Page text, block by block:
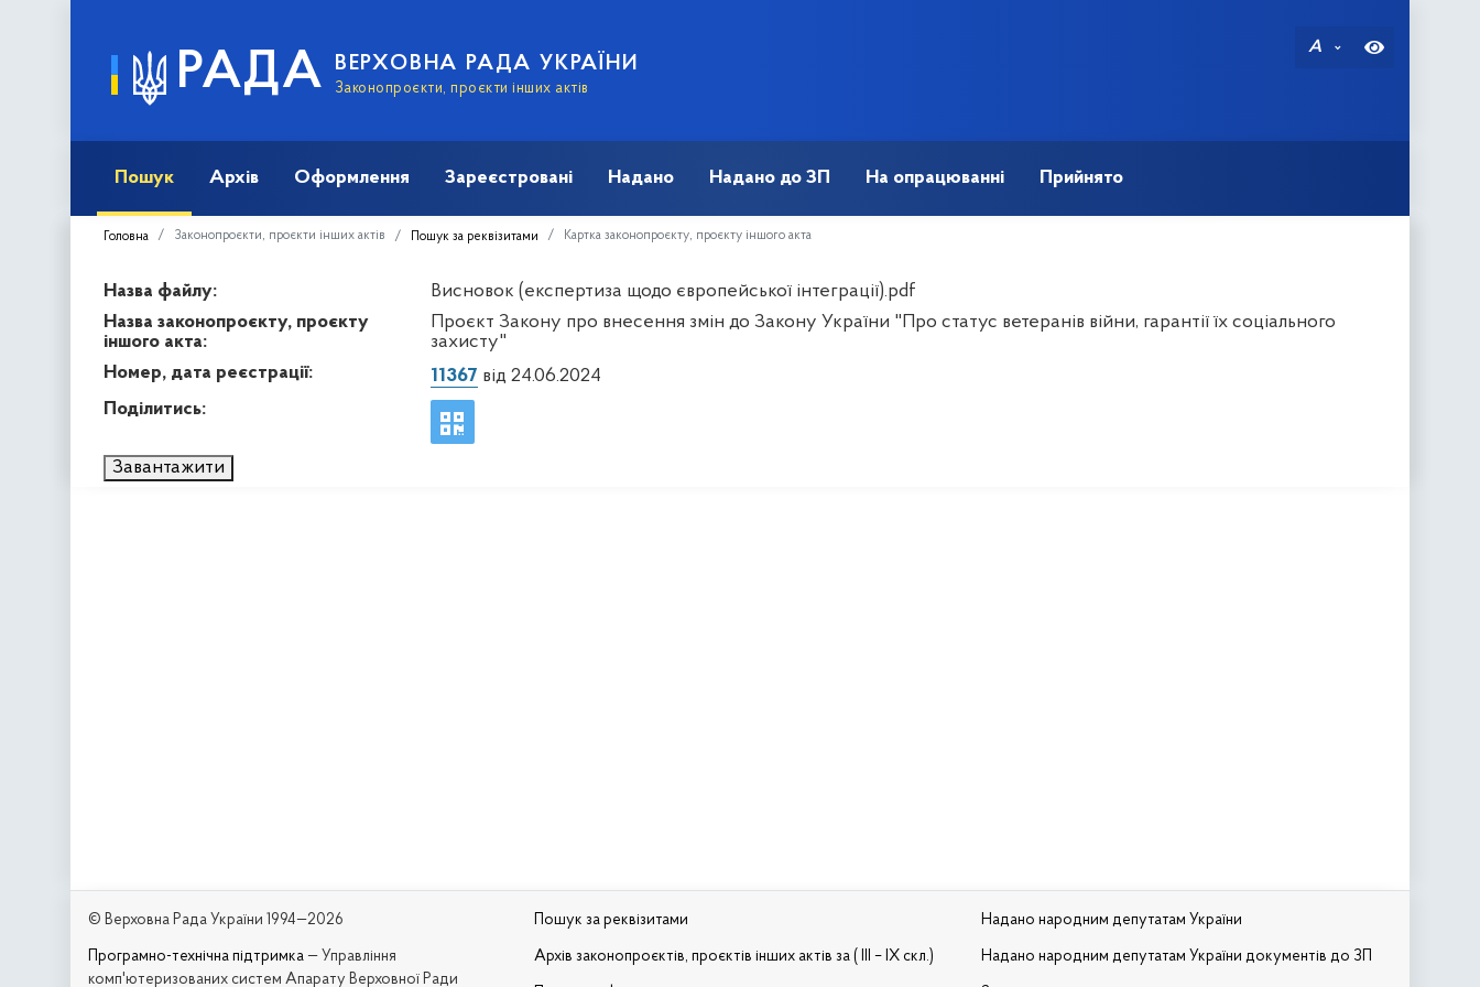
РАДА ВЕРХОВНА РАДА УКРАЇНИ
Законопроєкти, проєкти інших актів
A
Пошук Архів Оформлення Зареєстровані Надано Надано до ЗП На опрацюванні Прийнято
Головна Законопроєкти, проєкти інших актів Пошук за реквізитами Картка законопроєкту, проєкту іншого акта
Назва файлу:
Висновок (експертиза щодо європейської інтеграції).pdf
Назва законопроєкту, проєкту
іншого акта:
Проєкт Закону про внесення змін до Закону України "Про статус ветеранів війни, гарантії їх соціального
захисту"
Номер, дата реєстрації:
11367 від 24.06.2024
Поділитись:
Завантажити
© Верховна Рада України 1994—2026
Програмно-технічна підтримка — Управління
комп'ютеризованих систем Апарату Верховної Ради
Пошук за реквізитами
Архів законопроєктів, проєктів інших актів за ( III – IX скл.)
Надано народним депутатам України
Надано народним депутатам України документів до ЗП